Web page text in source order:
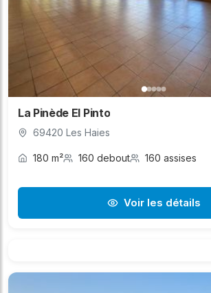
La Pinède El Pinto
69420 Les Haies
180 m² 160 debout 160 assises
Voir les détails